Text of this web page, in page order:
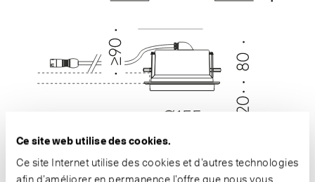
Ce site web utilise des cookies.
Ce site Internet utilise des cookies et d’autres technologies